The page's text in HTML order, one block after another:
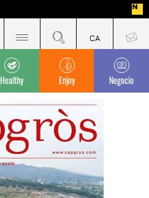
Healthy Enjoy Negocio